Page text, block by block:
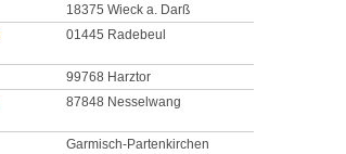
18375 Wieck a. Darß
01445 Radebeul
99768 Harztor
87848 Nesselwang
Garmisch-Partenkirchen